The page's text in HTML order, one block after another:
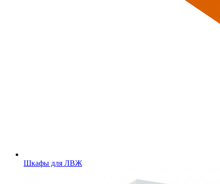
Шкафы для ЛВЖ